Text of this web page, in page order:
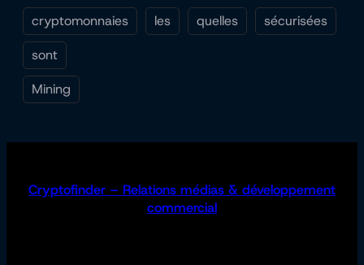
cryptomonnaies les quelles
sécurisées
sont
Mining
Cryptofinder – Relations médias & développement
commercial